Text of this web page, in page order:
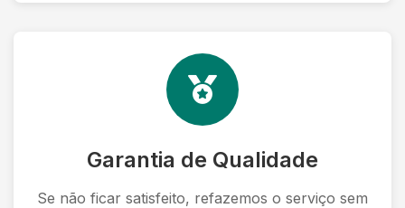
Garantia de Qualidade
Se não ficar satisfeito, refazemos o serviço sem